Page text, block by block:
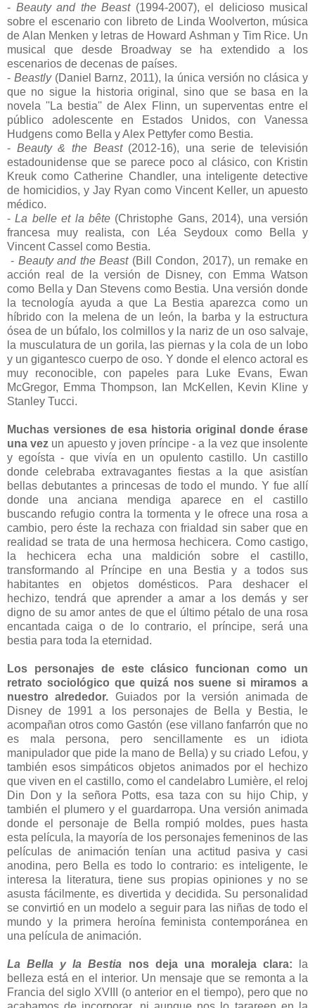
- Beauty and the Beast (1994-2007), el delicioso musical
sobre el escenario con libreto de Linda Woolverton, música
de Alan Menken y letras de Howard Ashman y Tim Rice. Un
musical que desde Broadway se ha extendido a los
escenarios de decenas de países.
- Beastly (Daniel Barnz, 2011), la única versión no clásica y
que no sigue la historia original, sino que se basa en la
novela ''La bestia'' de Alex Flinn, un superventas entre el
público adolescente en Estados Unidos, con Vanessa
Hudgens como Bella y Alex Pettyfer como Bestia.
- Beauty & the Beast(2012-16), una serie de televisión
estadounidense que se parece poco al clásico, con Kristin
Kreuk como Catherine Chandler, una inteligente detective
de homicidios, y Jay Ryan como Vincent Keller, un apuesto
médico.
-La belle et la bête (Christophe Gans, 2014), una versión
francesa muy realista, con Léa Seydoux como Bella y
Vincent Cassel como Bestia.
- Beauty and the Beast(Bill Condon, 2017), un remake en
acción real de la versión de Disney, con Emma Watson
como Bella y Dan Stevens como Bestia. Una versión donde
la tecnología ayuda a que La Bestia aparezca como un
híbrido con la melena de un león, la barba y la estructura
ósea de un búfalo, los colmillos y la nariz de un oso salvaje,
la musculatura de un gorila, las piernas y la cola de un lobo
y un gigantesco cuerpo de oso. Y donde el elenco actoral es
muy reconocible, con papeles para Luke Evans, Ewan
McGregor, Emma Thompson, Ian McKellen, Kevin Kline y
Stanley Tucci.
Muchas versiones de esa historia original donde érase
una vez un apuesto y joven príncipe - a la vez que insolente
y egoísta - que vivía en un opulento castillo. Un castillo
donde celebraba extravagantes fiestas a la que asistían
bellas debutantes a princesas de todo el mundo. Y fue allí
donde una anciana mendiga aparece en el castillo
buscando refugio contra la tormenta y le ofrece una rosa a
cambio, pero éste la rechaza con frialdad sin saber que en
realidad se trata de una hermosa hechicera. Como castigo,
la hechicera echa una maldición sobre el castillo,
transformando al Príncipe en una Bestia y a todos sus
habitantes en objetos domésticos. Para deshacer el
hechizo, tendrá que aprender a amar a los demás y ser
digno de su amor antes de que el último pétalo de una rosa
encantada caiga o de lo contrario, el príncipe, será una
bestia para toda la eternidad.
Los personajes de este clásico funcionan como un
retrato sociológico que quizá nos suene si miramos a
nuestro alrededor. Guiados por la versión animada de
Disney de 1991 a los personajes de Bella y Bestia, le
acompañan otros como Gastón (ese villano fanfarrón que no
es mala persona, pero sencillamente es un idiota
manipulador que pide la mano de Bella) y su criado Lefou, y
también esos simpáticos objetos animados por el hechizo
que viven en el castillo, como el candelabro Lumière, el reloj
Din Don y la señora Potts, esa taza con su hijo Chip, y
también el plumero y el guardarropa. Una versión animada
donde el personaje de Bella rompió moldes, pues hasta
esta película, la mayoría de los personajes femeninos de las
películas de animación tenían una actitud pasiva y casi
anodina, pero Bella es todo lo contrario: es inteligente, le
interesa la literatura, tiene sus propias opiniones y no se
asusta fácilmente, es divertida y decidida. Su personalidad
se convirtió en un modelo a seguir para las niñas de todo el
mundo y la primera heroína feminista contemporánea en
una película de animación.
La Bella y la Bestia nos deja una moraleja clara: la
belleza está en el interior. Un mensaje que se remonta a la
Francia del siglo XVIII (o anterior en el tiempo), pero que no